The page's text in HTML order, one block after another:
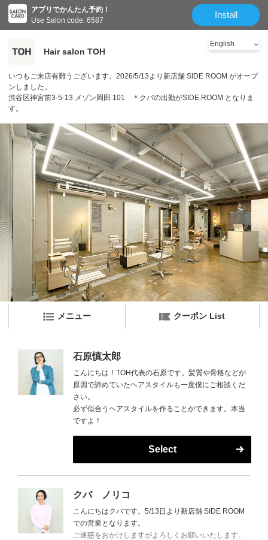
アプリでかんたん予約！
Use Salon code: 6587
Install
Hair salon TOH
いつもご来店有難うございます。2026/5/13より新店舗 SIDE ROOM がオープ
ンしました。
渋谷区神宮前3-5-13 メゾン岡田 101 ＊クバの出勤がSIDE ROOM となりま
す。
メニュー クーポン List
石原慎太郎
こんにちは！TOH代表の石原です。髪質や骨格などが
原因で諦めていたヘアスタイルも一度僕にご相談くだ
さい。
必ず似合うヘアスタイルを作ることができます。本当
ですよ！
Select
クバ ノリコ
こんにちはクバです。5/13日より新店舗 SIDE ROOM
での営業となります。
ご迷惑をおかけしますがよろしくお願いいたします。